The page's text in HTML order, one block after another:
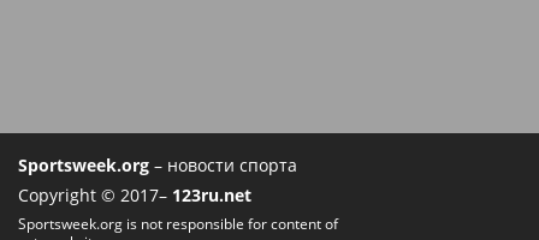
Sportsweek.org – новости спорта
Copyright © 2017– 123ru.net
Sportsweek.org is not responsible for content of